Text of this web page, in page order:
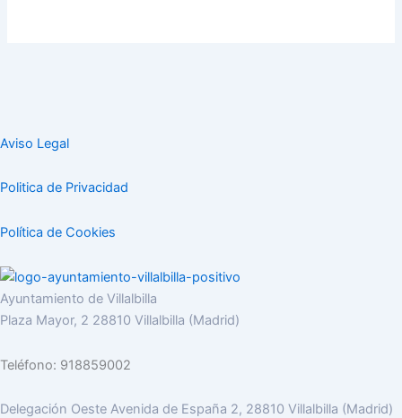
Aviso Legal
Politica de Privacidad
Política de Cookies
Ayuntamiento de Villalbilla
Plaza Mayor, 2 28810 Villalbilla (Madrid)
Teléfono: 918859002
Delegación Oeste Avenida de España 2, 28810 Villalbilla (Madrid)